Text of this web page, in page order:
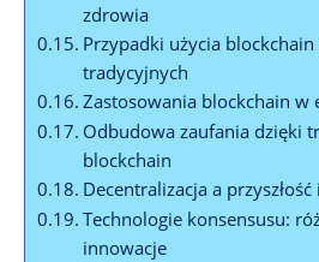
zdrowia
Przypadki użycia
tradycyjnych
Zastosowania blockchain w
Odbudowa zaufania dzięki
blockchain
Decentralizacja a
Technologie konsensusu:
⁤innowacje